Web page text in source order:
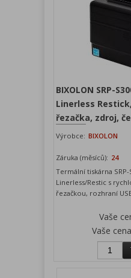
BIXOLON SRP-
Linerless
řezačka, zdroj,
Výrobce: BIXOLON
Záruka (měsíců): 24
Termální tiskárna SRP-
Linerless/Restic s
řezačkou, rozhraní
Vaše
Vaše